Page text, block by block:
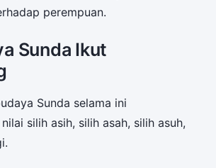
perempuan.
Sunda Ikut
Sunda selama ini
silih asih, silih asah, silih asuh,